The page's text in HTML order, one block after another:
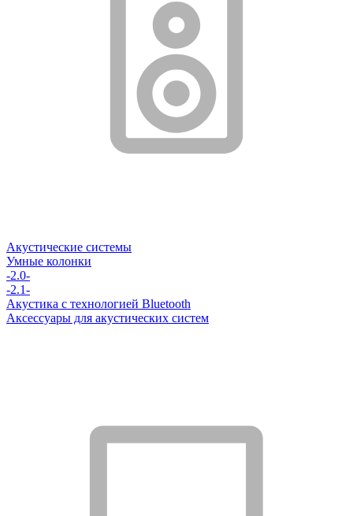
Акустические системы
Умные колонки
-2.0-
-2.1-
Акустика с технологией Bluetooth
Аксессуары для акустических систем